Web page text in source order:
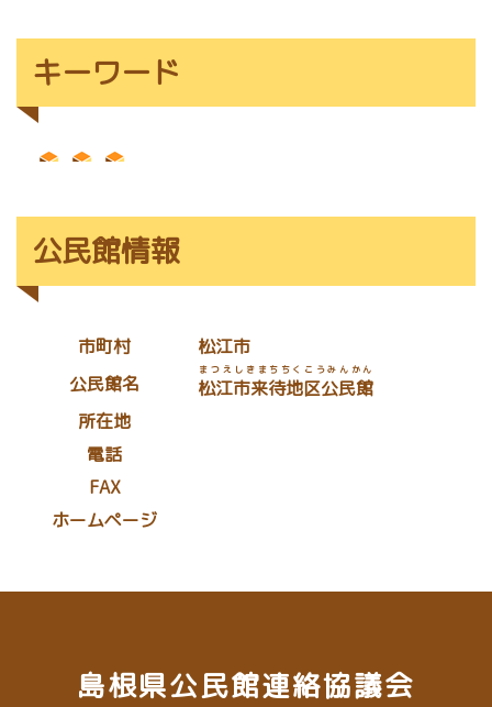
キーワード
公民館情報
市町村
松江市
公民館名
松江市来待地区公民館
まつえしきまちちくこうみんかん
所在地
電話
FAX
ホームページ
島根県公民館連絡協議会